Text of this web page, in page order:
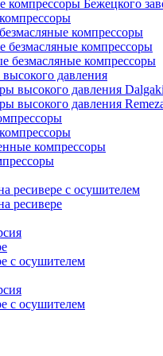
компрессоры Бежецкого
компрессоры
компрессоры
безмасляные компрессоры
давления
высокого давления
высокого давления
компрессоры
ресивере с осушителем
ресивере
с осушителем
с осушителем